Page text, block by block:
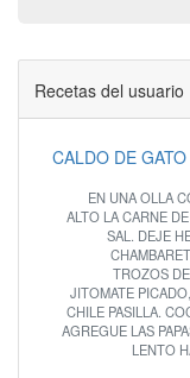
Recetas del usuario
CALDO DE GATO
EN UNA OLLA
ALTO LA CARNE
SAL. DEJE
TROZOS
JITOMATE
CHILE PASILLA.
AGREGUE LAS
LENTO